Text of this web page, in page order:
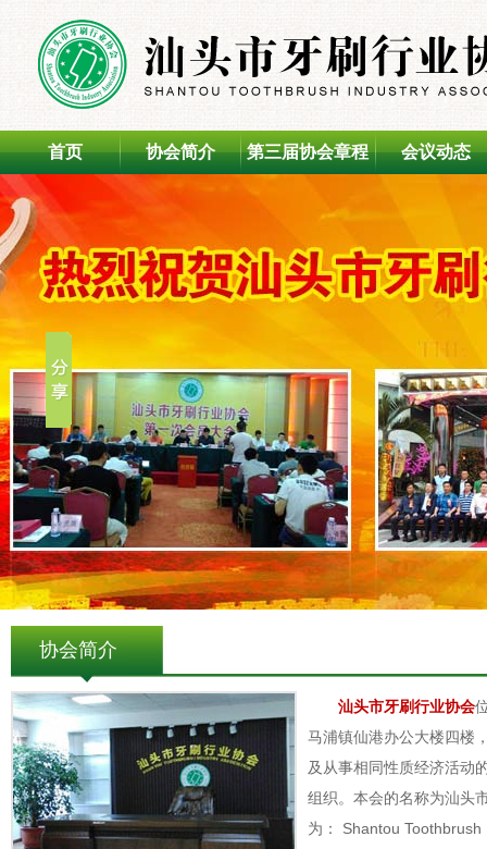
首页 协会简介 第三届协会章程 会议动态
协会简介
汕头市牙刷行业协会
马浦镇仙港办公大楼四楼
及从事相同性质经济活动
组织。本会的名称为汕头
为： Shantou